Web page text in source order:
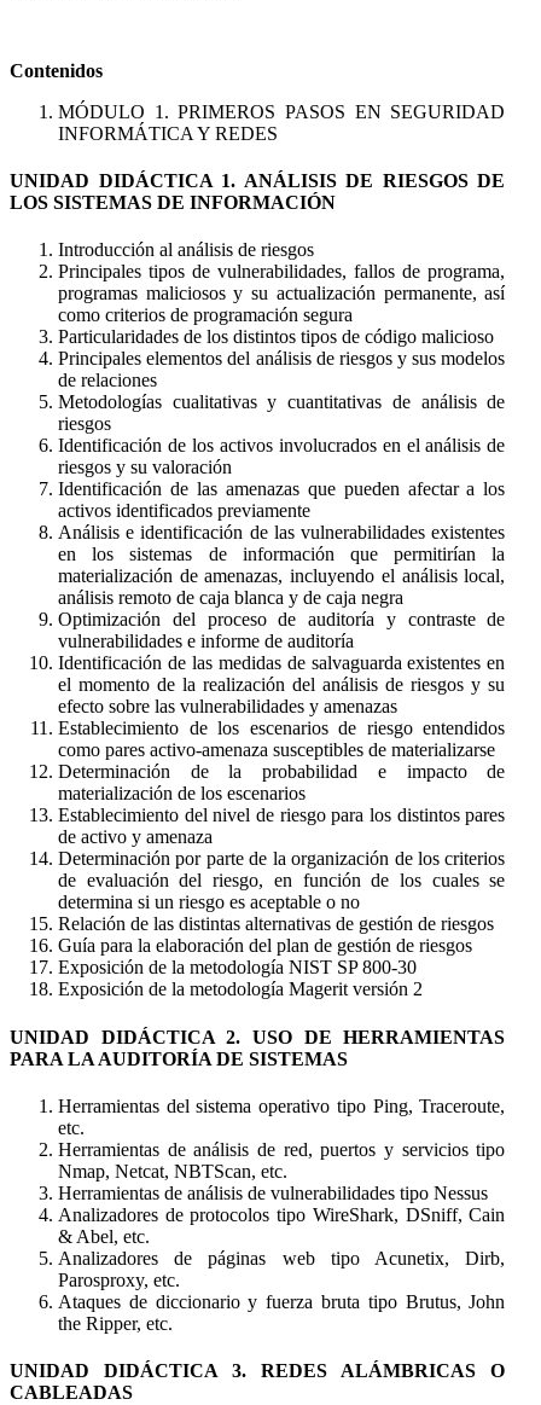
Contenidos
MÓDULO 1. PRIMEROS PASOS EN SEGURIDAD
INFORMÁTICA Y REDES
UNIDAD DIDÁCTICA 1. ANÁLISIS DE RIESGOS DE
LOS SISTEMAS DE INFORMACIÓN
Introducción al análisis de riesgos
Principales tipos de vulnerabilidades, fallos de programa,
programas maliciosos y su actualización permanente, así
como criterios de programación segura
Particularidades de los distintos tipos de código malicioso
Principales elementos del análisis de riesgos y sus modelos
de relaciones
Metodologías cualitativas y cuantitativas de análisis de
riesgos
Identificación de los activos involucrados en el análisis de
riesgos y su valoración
Identificación de las amenazas que pueden afectar a los
activos identificados previamente
Análisis e identificación de las vulnerabilidades existentes
en los sistemas de información que permitirían la
materialización de amenazas, incluyendo el análisis local,
análisis remoto de caja blanca y de caja negra
Optimización del proceso de auditoría y contraste de
vulnerabilidades e informe de auditoría
Identificación de las medidas de salvaguarda existentes en
el momento de la realización del análisis de riesgos y su
efecto sobre las vulnerabilidades y amenazas
Establecimiento de los escenarios de riesgo entendidos
como pares activo-amenaza susceptibles de materializarse
Determinación de la probabilidad e impacto de
materialización de los escenarios
Establecimiento del nivel de riesgo para los distintos pares
de activo y amenaza
Determinación por parte de la organización de los criterios
de evaluación del riesgo, en función de los cuales se
determina si un riesgo es aceptable o no
Relación de las distintas alternativas de gestión de riesgos
Guía para la elaboración del plan de gestión de riesgos
Exposición de la metodología NIST SP 800-30
Exposición de la metodología Magerit versión 2
UNIDAD DIDÁCTICA 2. USO DE HERRAMIENTAS
PARA LA AUDITORÍA DE SISTEMAS
Herramientas del sistema operativo tipo Ping, Traceroute,
etc.
Herramientas de análisis de red, puertos y servicios tipo
Nmap, Netcat, NBTScan, etc.
Herramientas de análisis de vulnerabilidades tipo Nessus
Analizadores de protocolos tipo WireShark, DSniff, Cain
& Abel, etc.
Analizadores de páginas web tipo Acunetix, Dirb,
Parosproxy, etc.
Ataques de diccionario y fuerza bruta tipo Brutus, John
the Ripper, etc.
UNIDAD DIDÁCTICA 3. REDES ALÁMBRICAS O
CABLEADAS